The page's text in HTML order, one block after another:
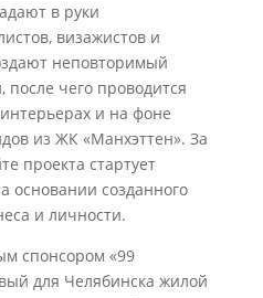
в руки
визажистов и
неповторимый
чего проводится
и на фоне
из ЖК «Манхэттен». За
проекта стартует
основании созданного
и личности.
спонсором «99
для Челябинска жилой